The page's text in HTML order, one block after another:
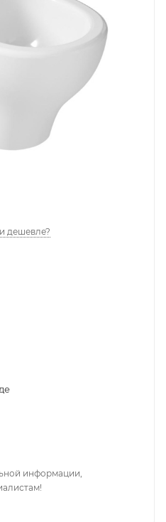
дешевле?
информации,